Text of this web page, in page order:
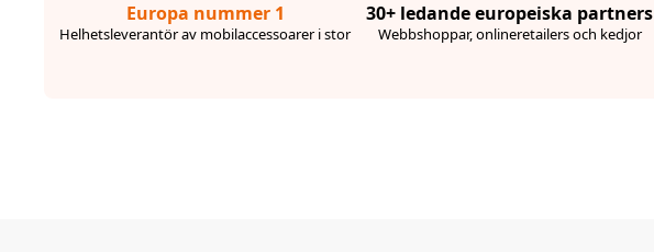
Europa nummer 1
Helhetsleverantör av mobilaccessoarer i stor
30+ ledande europeiska partners
Webbshoppar, onlineretailers och kedjor